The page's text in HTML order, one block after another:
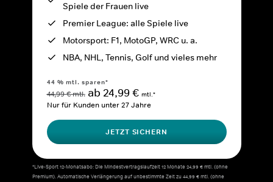
Spiele der Frauen live
Premier League: alle Spiele live
Motorsport: F1, MotoGP, WRC u. a.
NBA, NHL, Tennis, Golf und vieles mehr
44 % mtl. sparen*
44,99 € mtl. ab 24,99 € mtl.*
Nur für Kunden unter 27 Jahre
JETZT SICHERN
*Live-Sport 12-Monatsabo: Die Mindestvertragslaufzeit 12 Monate 24,99 € mtl. (ohne
Premium). Automatische Verlängerung auf unbestimmte Zeit zu 44,99 € mtl. (ohne